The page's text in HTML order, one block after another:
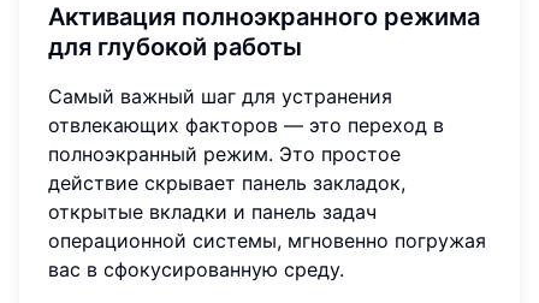
Активация полноэкранного режима
для глубокой работы
Самый важный шаг для устранения
отвлекающих факторов — это переход в
полноэкранный режим. Это простое
действие скрывает панель закладок,
открытые вкладки и панель задач
операционной системы, мгновенно погружая
вас в сфокусированную среду.